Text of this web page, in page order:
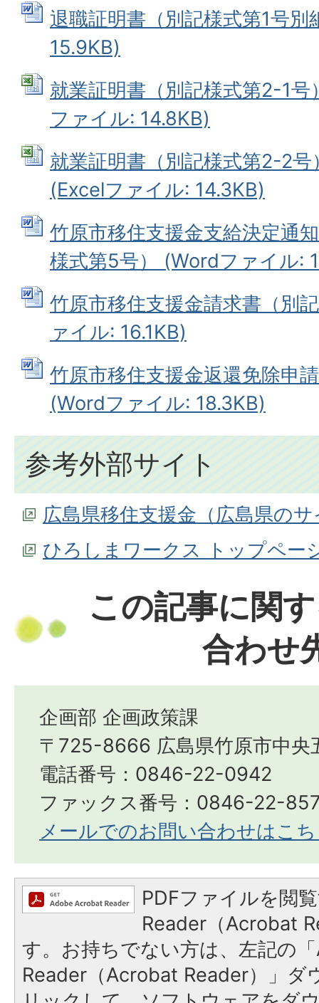
退職証明書（別記様式第1号
15.9KB)
就業証明書（別記様式第2-1
ファイル: 14.8KB)
就業証明書（別記様式第2-2
(Excelファイル: 14.3KB)
竹原市移住支援金支給決定通
様式第5号） (Wordファイル:
竹原市移住支援金請求書（別
ァイル: 16.1KB)
竹原市移住支援金返還免除申
(Wordファイル: 18.3KB)
参考外部サイト
広島県移住支援金（広島県の
ひろしまワークス トップペー
この記事に関
合わせ
企画部 企画政策課
〒725-8666 広島県竹原市中央
電話番号：0846-22-0942
ファックス番号：0846-22-
メールでのお問い合わせはこ
PDFファイルを閲
Reader（Acrobat
す。お持ちでない方は、左記の
Reader（Acrobat Reader）」ダ